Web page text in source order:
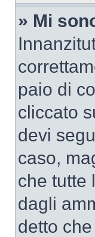
» Mi
paio di
cliccato
devi
caso,
che tutte
dagli
detto